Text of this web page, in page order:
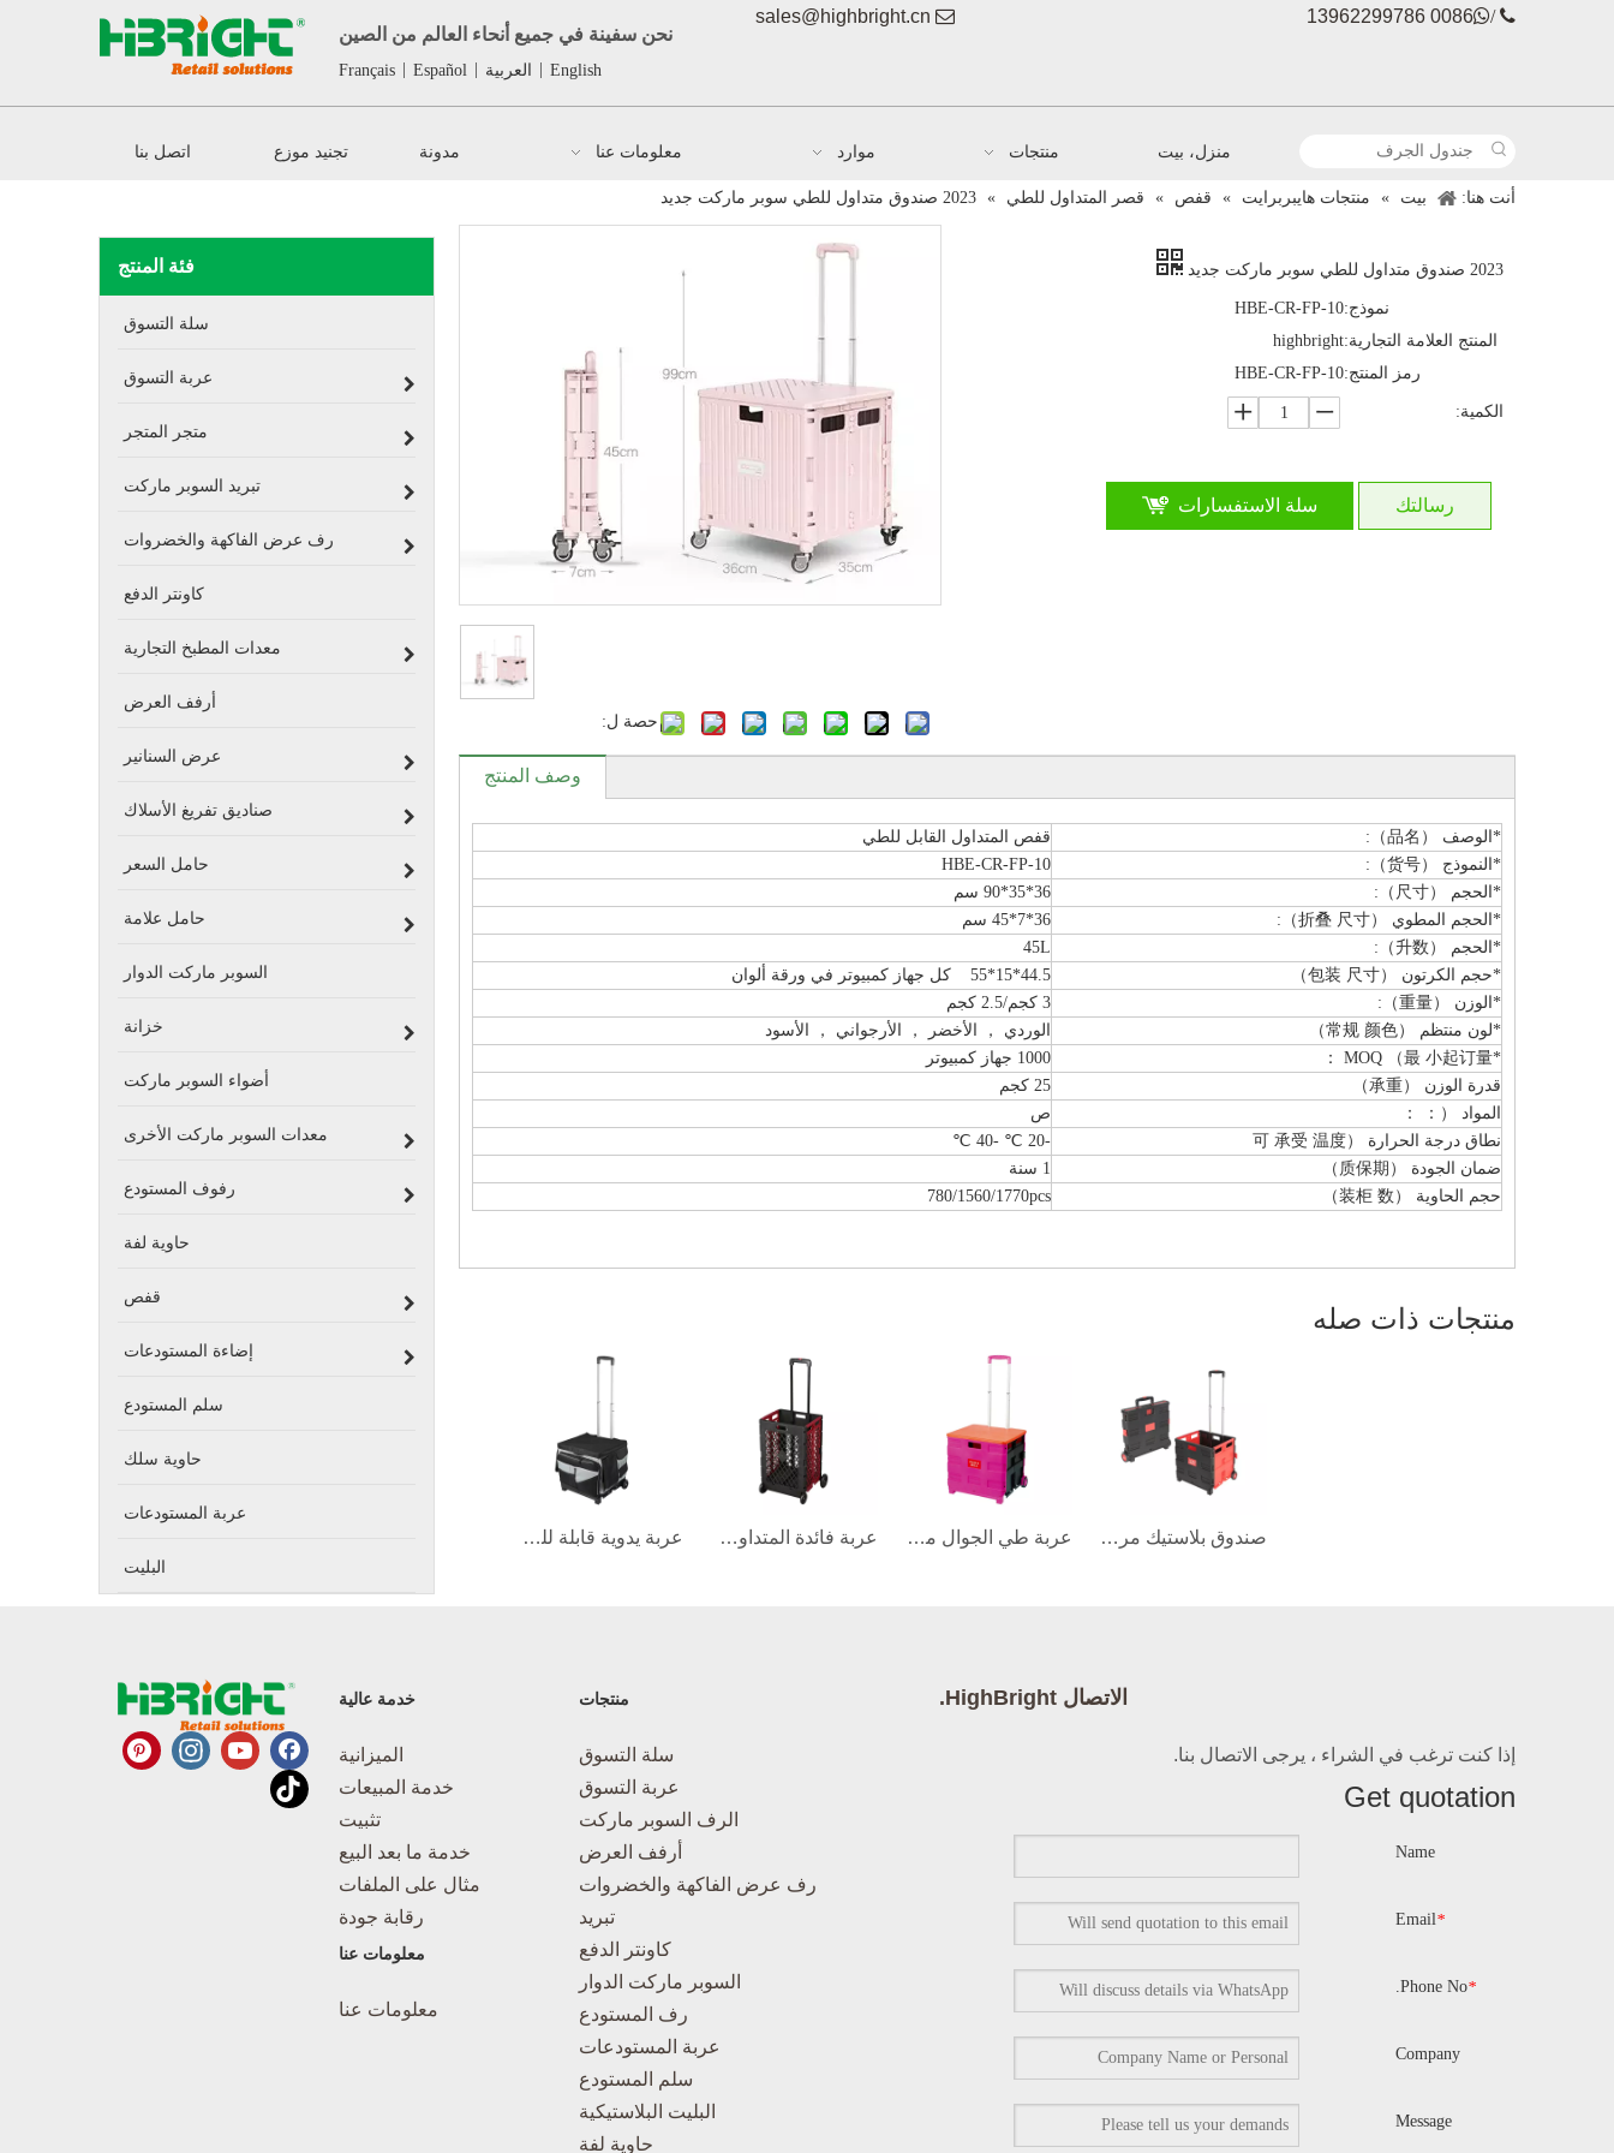
نحن سفينة في جميع أنحاء العالم من الصين
English
| العربية |
Español
|
Français
 /

0086 13962299786

sales@highbright.cn
منزل، بيت منتجات موارد معلومات عنا مدونة تجنيد موزع اتصل بنا
أنت هنا: بيت » منتجات هايبربرايت » قفص » قصر المتداول للطي » 2023 صندوق متداول للطي سوبر ماركت جديد
فئة المنتج
سلة التسوق
عربة التسوق
متجر المتجر
تبريد السوبر ماركت
رف عرض الفاكهة والخضروات
كاونتر الدفع
معدات المطبخ التجارية
أرفف العرض
عرض السنانير
صناديق تفريغ الأسلاك
حامل السعر
حامل علامة
السوبر ماركت الدوار
خزانة
أضواء السوبر ماركت
معدات السوبر ماركت الأخرى
رفوف المستودع
حاوية لفة
قفص
إضاءة المستودعات
سلم المستودع
حاوية سلك
عربة المستودعات
البليت
حصة ل:
2023 صندوق متداول للطي سوبر ماركت جديد
نموذج:HBE-CR-FP-10
المنتج العلامة التجارية:highbright
رمز المنتج:HBE-CR-FP-10
الكمية:
رسالتك سلة الاستفسارات
وصف المنتج
*الوصف （品名）:
قفص المتداول القابل للطي
*النموذج （货号）:
HBE-CR-FP-10
*الحجم （尺寸）:
36*35*90 سم
*الحجم المطوي （折叠 尺寸）:
36*7*45 سم
*الحجم （升数）:
45L
*حجم الكرتون （包装 尺寸）
44.5*15*55 كل جهاز كمبيوتر في ورقة ألوان
*الوزن （重量）:
3 كجم/2.5 كجم
*لون منتظم （常规 颜色）
الوردي ， الأخضر ， الأرجواني ， الأسود
*MOQ （最 小起订量 ：
1000 جهاز كمبيوتر
قدرة الوزن （承重）
25 كجم
المواد （： ：
ص
نطاق درجة الحرارة （可 承受 温度
-20 ℃ -40 ℃
ضمان الجودة （质保期）
1 سنة
حجم الحاوية （装柜 数）
780/1560/1770pcs
منتجات ذات صله
عربة يدوية قابلة للطيتين مع ملابس عربة فائدة المتداول شبكة عربة طي الجوال مع غطاء صندوق بلاستيك مربع عربة تسوق قابلة للطي مع مقعد
خدمة عالية
الميزانية
خدمة المبيعات
تثبيت
خدمة ما بعد البيع
مثال على الملفات
رقابة جودة
معلومات عنا
معلومات عنا
منتجات
سلة التسوق
عربة التسوق
الرف السوبر ماركت
أرفف العرض
رف عرض الفاكهة والخضروات
تبريد
كاونتر الدفع
السوبر ماركت الدوار
رف المستودع
عربة المستودعات
سلم المستودع
البليت البلاستيكية
حاوية لفة
الاتصال HighBright.
إذا كنت ترغب في الشراء ، يرجى الاتصال بنا.
Get quotation
Name
*
Email
*
Phone No.
Company
Message